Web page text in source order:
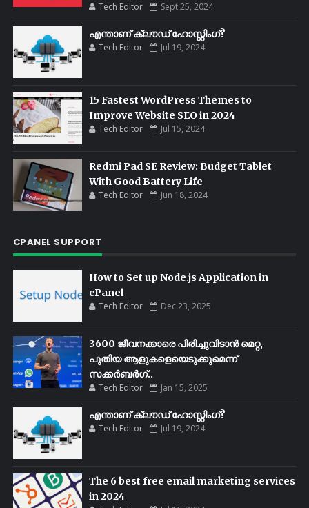
Tech Editor Sept 25, 2024
എന്താണ് ക്ലൗഡ് ഹോസ്റ്റിംഗ്?
Tech Editor Jul 19, 2024
15 Fastest WordPress Themes to
Improve Website SEO in 2024
Tech Editor Jul 15, 2024
Redmi Pad SE Review: Budget Tablet
With Good Battery Life
Tech Editor Jun 18, 2024
CPANEL SUPPORT
How to Set up Node.js Application in
cPanel
Tech Editor Dec 23, 2025
3600 ജീവനക്കാരെ പിരിച്ചുവിടാൻ മെറ്റ,
പുതിയ ആളുകളെയെടുക്കുമെന്ന്
സക്കർബർഗ്..
Tech Editor Jan 15, 2025
എന്താണ് ക്ലൗഡ് ഹോസ്റ്റിംഗ്?
Tech Editor Jul 19, 2024
The 6 best free email marketing services
in 2024